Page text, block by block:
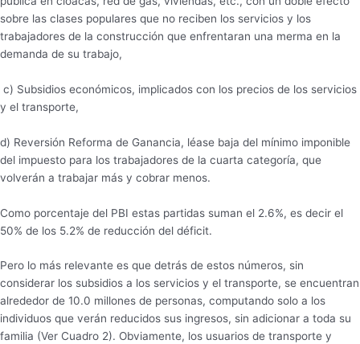
sobre las clases populares que no reciben los servicios y los
trabajadores de la construcción que enfrentaran una merma en la
demanda de su trabajo,
c) Subsidios económicos, implicados con los precios de los servicios
y el transporte,
d) Reversión Reforma de Ganancia, léase baja del mínimo imponible
del impuesto para los trabajadores de la cuarta categoría, que
volverán a trabajar más y cobrar menos.
Como porcentaje del PBI estas partidas suman el 2.6%, es decir el
50% de los 5.2% de reducción del déficit.
Pero lo más relevante es que detrás de estos números, sin
considerar los subsidios a los servicios y el transporte, se encuentran
alrededor de 10.0 millones de personas, computando solo a los
individuos que verán reducidos sus ingresos, sin adicionar a toda su
familia (Ver Cuadro 2). Obviamente, los usuarios de transporte y